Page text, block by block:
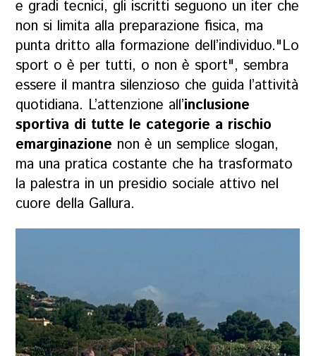
e gradi tecnici, gli iscritti seguono un iter che
non si limita alla preparazione fisica, ma
punta dritto alla formazione dell’individuo."Lo
sport o è per tutti, o non è sport", sembra
essere il mantra silenzioso che guida l’attività
quotidiana. L’attenzione all’inclusione
sportiva di tutte le categorie a rischio
emarginazione non è un semplice slogan,
ma una pratica costante che ha trasformato
la palestra in un presidio sociale attivo nel
cuore della Gallura.